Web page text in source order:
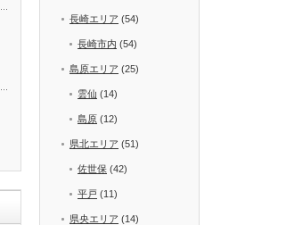
長崎エリア (54)
長崎市内 (54)
島原エリア (25)
雲仙 (14)
島原 (12)
県北エリア (51)
佐世保 (42)
平戸 (11)
県央エリア (14)